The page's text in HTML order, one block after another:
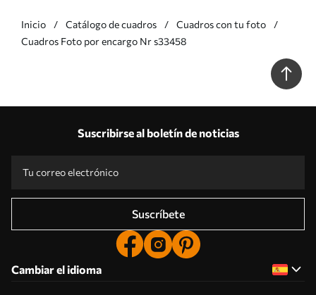
Inicio Catálogo de cuadros
Cuadros con tu foto
Cuadros Foto por encargo Nr s33458
Suscribirse al boletín de noticias
Suscríbete
Cambiar el idioma